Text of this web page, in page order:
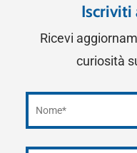
Iscriviti
Ricevi
curiosità